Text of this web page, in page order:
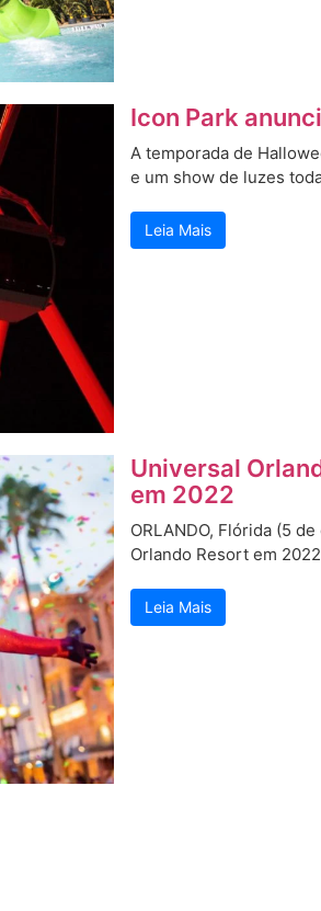
Icon Park
A temporada de
e um show de luzes
Leia Mais
Universal
em 2022
ORLANDO, Flórida (5
Orlando Resort em
Leia Mais